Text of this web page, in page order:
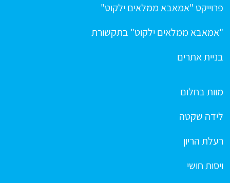
פרוייקט "אמאבא ממלאים ילקוט"
"אמאבא ממלאים ילקוט" בתקשורת
בניית אתרים
מוות בחלום
לידה שקטה
רעלת הריון
ויסות חושי